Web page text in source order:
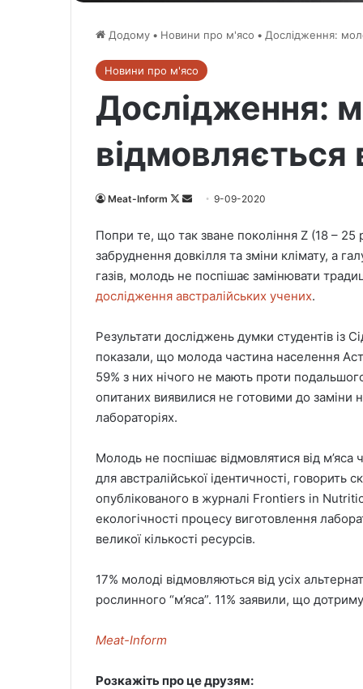
Додому • Новини про м'ясо • Дослідження:
Новини про м'ясо
Дослідження:
відмовляється
Meat-Inform
F
l
l
o
w
n
X
n
d
a
n
m
a
i
l
9-09-2020
Попри те, що так зване покоління Z (18 –
забруднення довкілля та зміни клімату, а
газів, молодь не поспішає замінювати
дослідження австралійських учених.
Результати досліджень думки студентів із
показали, що молода частина населення
59% з них нічого не мають проти
опитаних виявилися не готовими до заміни
лабораторіях.
Молодь не поспішає відмовлятися від
для австралійської ідентичності, говорить
опублікованого в журналі Frontiers in
екологічності процесу виготовлення
великої кількості ресурсів.
17% молоді відмовляються від усіх
рослинного “м’яса”. 11% заявили, що
Meat-Inform
Розкажіть про це друзям: